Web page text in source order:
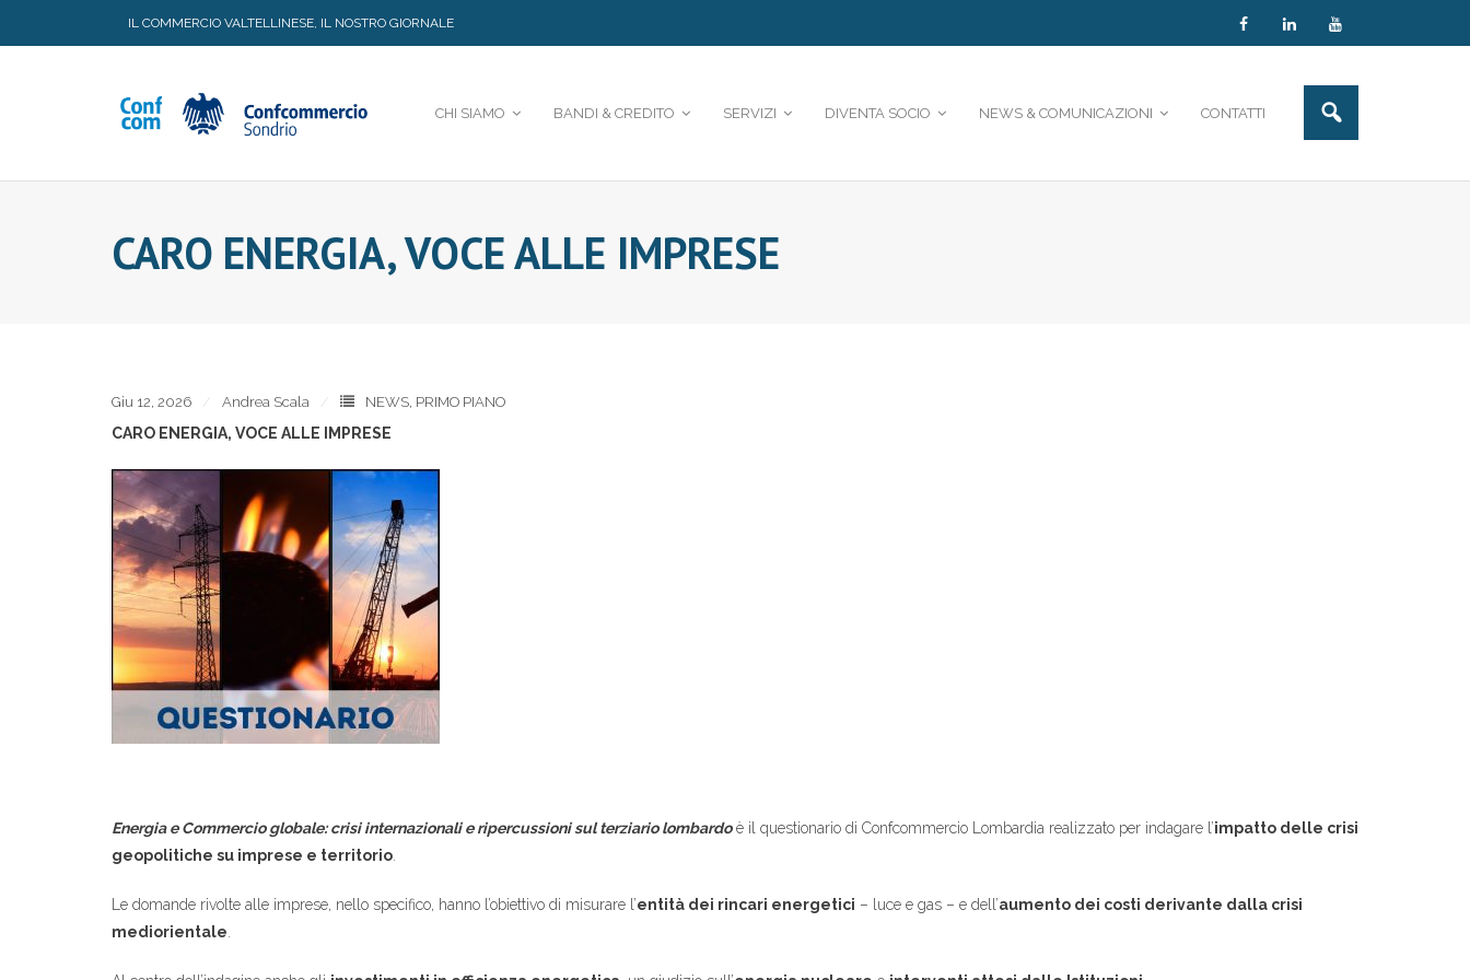
IL COMMERCIO VALTELLINESE, IL NOSTRO GIORNALE
CHI SIAMO BANDI & CREDITO SERVIZI DIVENTA SOCIO NEWS & COMUNICAZIONI CONTATTI
CARO ENERGIA, VOCE ALLE IMPRESE
Giu 12, 2026 Andrea Scala NEWS, PRIMO PIANO
CARO ENERGIA, VOCE ALLE IMPRESE
Energia e Commercio globale: crisi internazionali e ripercussioni sul terziario lombardoè il questionario di Confcommercio Lombardia realizzato per indagare l’impatto delle crisi
geopolitiche su imprese e territorio
Le domande rivolte alle imprese, nello specifico, hanno l’obiettivo di misurare l’entità dei rincari energetici – luce e gas – e dell’aumento dei costi derivante dalla crisi
mediorientale